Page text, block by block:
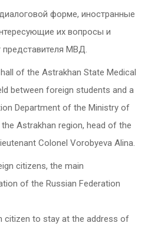
форме, иностранные
их вопросы и
представителя МВД.
of the Astrakhan State Medical
between foreign students and a
Department of the Ministry of
Astrakhan region, head of the
Colonel Vorobyeva Alina.
citizens, the main
of the Russian Federation
citizen to stay at the address of